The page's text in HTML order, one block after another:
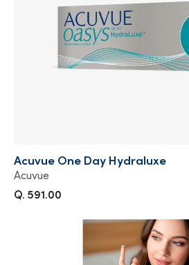
Acuvue One Day Hydraluxe
Acuvue
Q. 591.00